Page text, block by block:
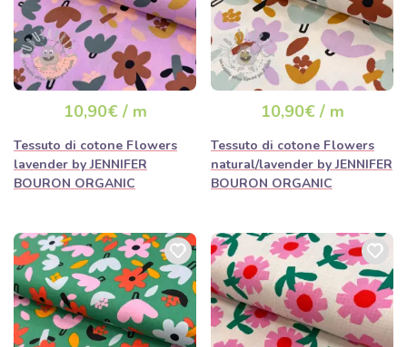
10,90€ / m
Tessuto di cotone Flowers
lavender by JENNIFER
BOURON ORGANIC
10,90€ / m
Tessuto di cotone Flowers
natural/lavender by JENNIFER
BOURON ORGANIC